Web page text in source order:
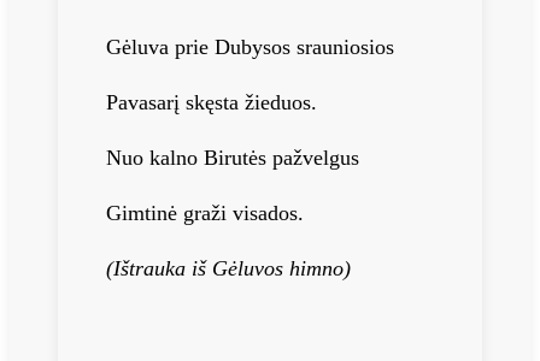
Gėluva prie Dubysos srauniosios
Pavasarį skęsta žieduos.
Nuo kalno Birutės pažvelgus
Gimtinė graži visados.
(Ištrauka iš Gėluvos himno)